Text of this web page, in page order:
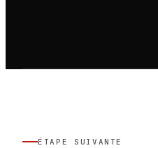
ÉTAPE SUIVANTE